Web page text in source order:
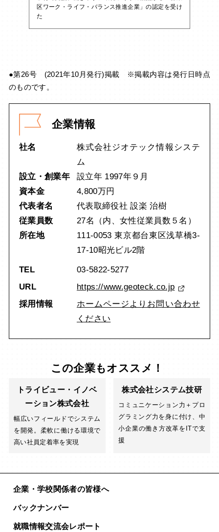
区ワーク・ライフ・バランス推進企業」の認定を受け
た
●第26号 (2021年10月発行)掲載 ※掲載内容は発行日時点
のものです。
企業情報
社名
株式会社ジオテック情報システ
ム
設立・創業年
設立年 1997年９月
資本金
4,800万円
代表者名
代表取締役社 設楽 治樹
従業員数
27名（内、女性従業員数５名）
所在地
111-0053 東京都台東区浅草橋3-
17-10昭光ビル2階
TEL
03-5822-5277
URL
https://www.geoteck.co.jp
採用情報
ホームページよりお問い合わせ
ください
この企業もオススメ！
トライビュー・イノベ
ーション株式会社
幅広いフィールドでシステム
を開発。柔軟に働ける環境で
高い社員定着率を実現
株式会社システム技研
コミュニケーション力＋プロ
グラミング力を身に付け、中
小企業の働き方改革をITで支
援
企業・学校関係者の皆様へ
バックナンバー
就職情報交流会レポート